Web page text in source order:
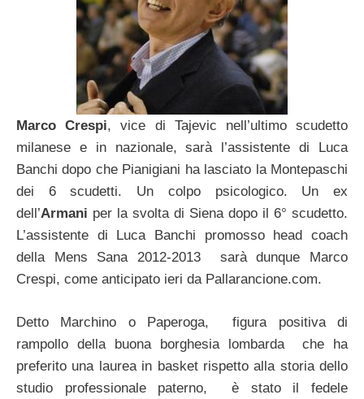
Marco Crespi, vice di Tajevic nell’ultimo scudetto
milanese e in nazionale, sarà l’assistente di Luca
Banchi dopo che Pianigiani ha lasciato la Montepaschi
dei 6 scudetti. Un colpo psicologico. Un ex
dell’Armani per la svolta di Siena dopo il 6° scudetto.
L’assistente di Luca Banchi promosso head coach
della Mens Sana 2012-2013 sarà dunque Marco
Crespi, come anticipato ieri da Pallarancione.com.
Detto Marchino o Paperoga, figura positiva di
rampollo della buona borghesia lombarda che ha
preferito una laurea in basket rispetto alla storia dello
studio professionale paterno, è stato il fedele